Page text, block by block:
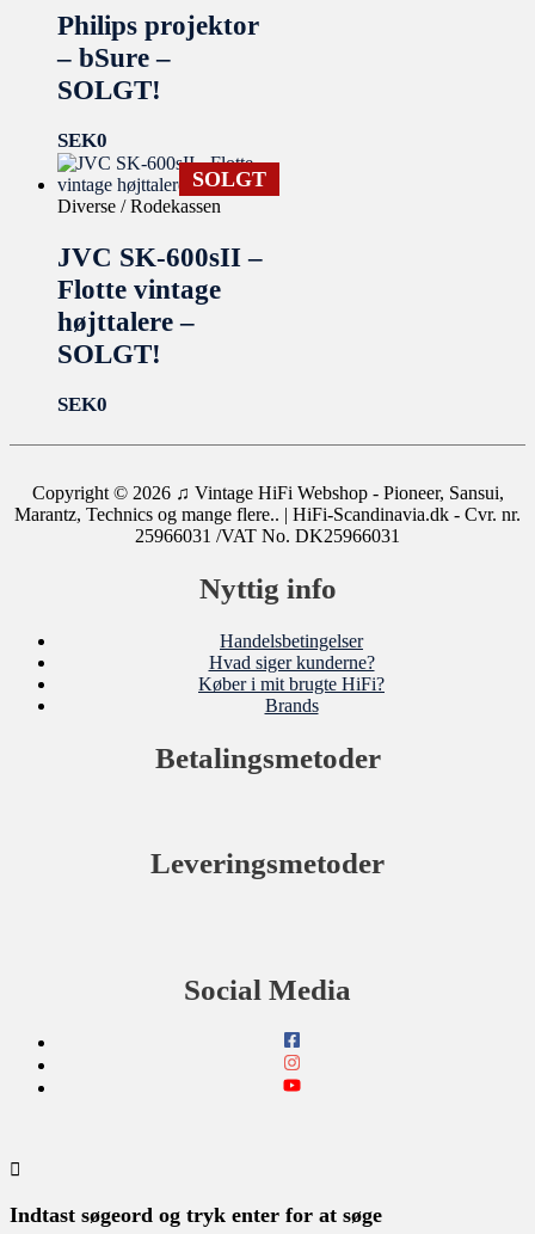
Philips projektor
– bSure –
SOLGT!
SEK0
SOLGT
Diverse / Rodekassen
JVC SK-600sII –
Flotte vintage
højttalere –
SOLGT!
SEK0
Copyright © 2026 ♫ Vintage HiFi Webshop - Pioneer, Sansui,
Marantz, Technics og mange flere.. | HiFi-Scandinavia.dk - Cvr. nr.
25966031 /VAT No. DK25966031
Nyttig info
Handelsbetingelser
Hvad siger kunderne?
Køber i mit brugte HiFi?
Brands
Betalingsmetoder
Leveringsmetoder
Social Media
Indtast søgeord og tryk enter for at søge